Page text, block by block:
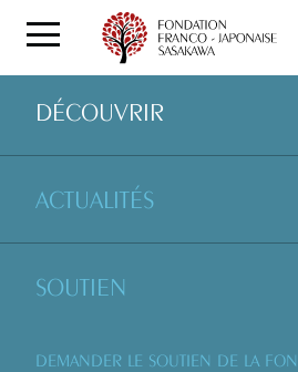
DÉCOUVRIR
ACTUALITÉS
SOUTIEN
DEMANDER LE SOUTIEN DE LA